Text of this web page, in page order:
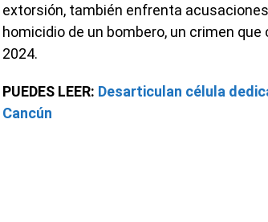
extorsión, también enfrenta
homicidio de un bombero, un crimen
2024.
PUEDES LEER: Desarticulan célula
Cancún